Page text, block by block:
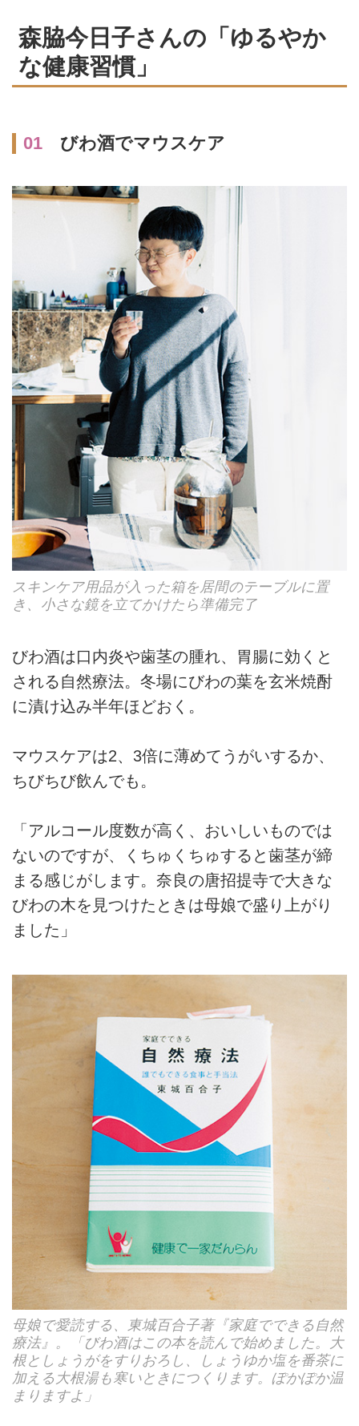
ん。働きすぎてひどい風邪を引い
て以来、自分のペースを大切にす
んからも口腔ケアを行ったり、定
た。（『天然生活』2021年2月号
森脇今日子さんの「ゆるやか
な健康習慣」
01びわ酒でマウスケア
スキンケア用品が入った箱を居間のテーブルに置
き、小さな鏡を立てかけたら準備完了
びわ酒は口内炎や歯茎の腫れ、胃腸に効くと
される自然療法。冬場にびわの葉を玄米焼酎
に漬け込み半年ほどおく。
マウスケアは2、3倍に薄めてうがいするか、
ちびちび飲んでも。
「アルコール度数が高く、おいしいものでは
ないのですが、くちゅくちゅすると歯茎が締
まる感じがします。奈良の唐招提寺で大きな
びわの木を見つけたときは母娘で盛り上がり
ました」
母娘で愛読する、東城百合子著『家庭でできる自然
療法』。「びわ酒はこの本を読んで始めました。大
根としょうがをすりおろし、しょうゆか塩を番茶に
加える大根湯も寒いときにつくります。ぽかぽか温
まりますよ」